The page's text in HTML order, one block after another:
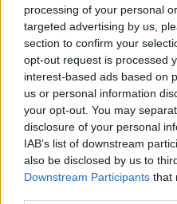
processing of your personal
targeted advertising by us,
section to confirm your
opt-out request is processed
interest-based ads based on
us or personal information
your opt-out. You may
disclosure of your personal
IAB’s list of downstream
also be disclosed by us to
Downstream Participants that